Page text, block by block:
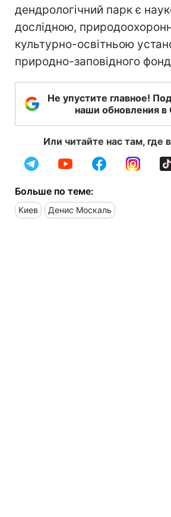
дендрологічний парк є
дослідною,
культурно-освітньою
природно-заповідного
Не упустите главное!
наши обновления в
Или читайте нас там, где
Больше по теме:
Киев Денис Москаль